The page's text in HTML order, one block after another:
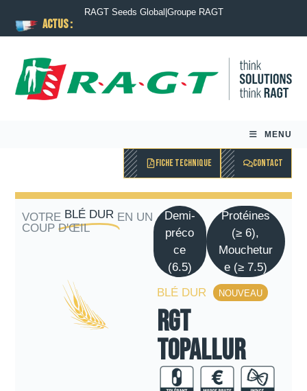
ACTUS :
RAGT Seeds Global Groupe RAGT
MENU
FICHE TECHNIQUE CONTACT
VOTRE BLÉ DUR EN UN
COUP D'ŒIL
Demi-
préco
ce
(6.5)
Protéines
(≥ 6),
Mouchetur
e (≥ 7.5)
BLÉ DUR
NOUVEAU
RGT
TOPALLUR